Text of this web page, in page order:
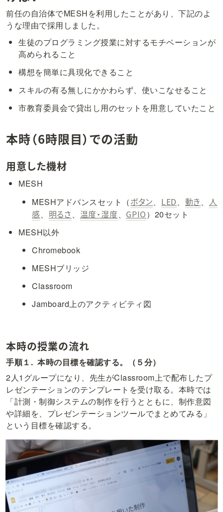
前任の自治体でMESHを利用したことがあり、下記のよ
うな理由で採用しました。
生徒のプログラミング授業に対するモチベーションが
高められること
構想を簡単に具現化できること
スキルの有る無しにかかわらず、使いこなせること
市教育委員会で貸出し用のセットを用意していたこと
本時（6時限目）での活動
用意した機材
MESH
MESHアドバンスセット（ボタン、 LED、 動き、 人
感、 明るさ、 温度・湿度、 GPIO）20セット
MESH以外
Chromebook
MESHブリッジ
Classroom
Jamboard上のアクティビティ図
本時の授業の流れ
手順１.  本時の目標を確認する。（５分）
2人1グループになり、先生がClassroom上で配布したプ
レゼンテーションのテンプレートを受け取る。本時では
「計測・制御システムの制作を行うとともに、制作意図
や詳細を、プレゼンテーションツールでまとめてみる」
という目標を確認する。